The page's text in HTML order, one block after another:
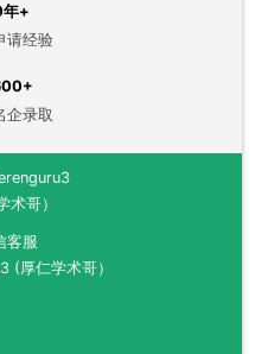
年+
请经验
企录取
客服
(厚仁学术哥）